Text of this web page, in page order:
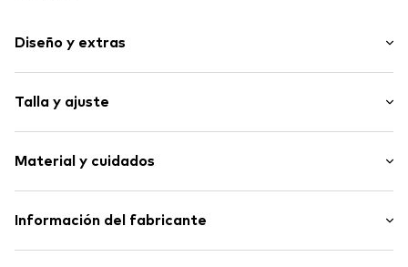
Diseño y extras
Jersey
Falda plisada
Espalda con cremallera
Artículo n.º AYO0622002000001
Talla y ajuste
Ajuste: Ajuste regular
Longitud total: 48cm (talla 34)
Material y cuidados
Material superior: 95% Poliéster - PES, 5% Elastán
Información del fabricante